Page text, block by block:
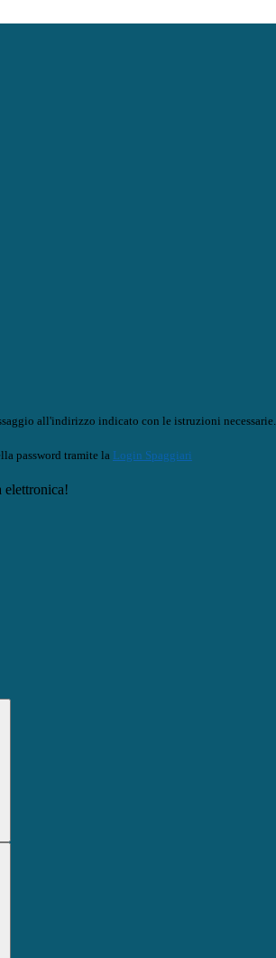
all'indirizzo indicato con le istruzioni necessarie.
password tramite la Login Spaggiari
elettronica!